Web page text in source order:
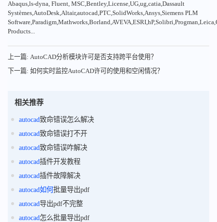
Abaqus,ls-dyna, Fluent, MSC,Bentley,License,UG,ug,catia,Dassault
Systèmes,AutoDesk,Altair,autocad,PTC,SolidWorks,Ansys,Siemens PLM
Products...
上一篇: AutoCAD分析模块许可是否支持跨平台使用？
下一篇: 如何实时监控AutoCAD许可的使用和空闲情况？
相关推荐
autocad致命错误怎么解决
autocad致命错误打不开
autocad致命错误咋解决
autocad插件开发教程
autocad插件故障解决
autocad如何批量导出pdf
autocad导出pdf不完整
autocad怎么批量导出pdf